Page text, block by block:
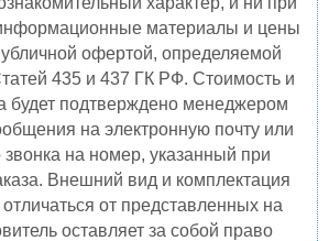
материалы и цены
офертой, определяемой
435 и 437 ГК РФ. Стоимость и
будет подтверждено менеджером
на электронную почту или
на номер, указанный при
Внешний вид и комплектация
от представленных на
оставляет за собой право